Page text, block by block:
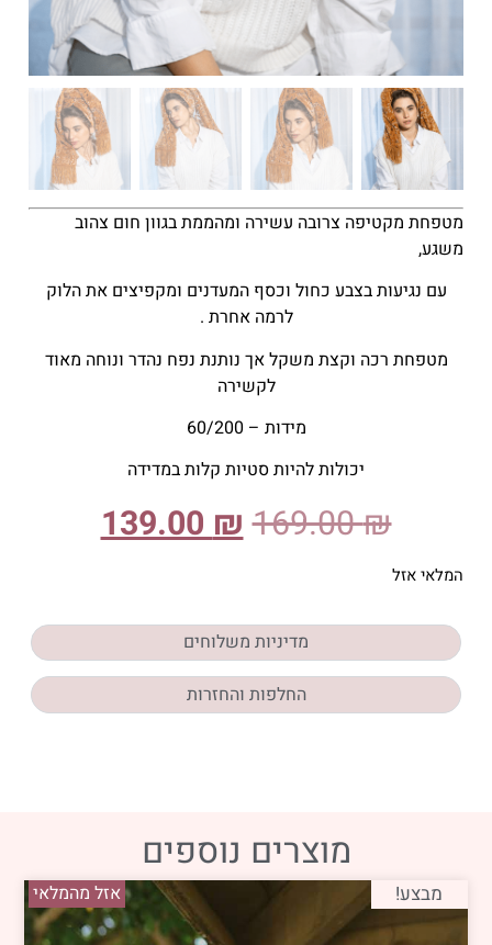
מטפחת מקטיפה צרובה עשירה ומהממת בגוון חום צהוב
משגע,
עם נגיעות בצבע כחול וכסף המעדנים ומקפיצים את הלוק
לרמה אחרת .
מטפחת רכה וקצת משקל אך נותנת נפח נהדר ונוחה מאוד
לקשירה
מידות – 60/200
יכולות להיות סטיות קלות במדידה
169.00₪
139.00₪
המלאי אזל
מדיניות משלוחים
החלפות והחזרות
מוצרים נוספים
אזל מהמלאי מבצע!